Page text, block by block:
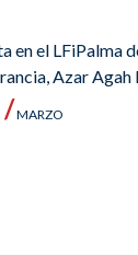
en el LFiPalma
Azar
/MARZO